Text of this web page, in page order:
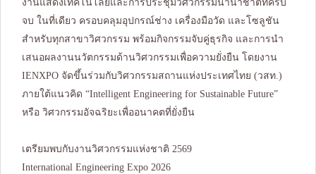
งานแสดงเทคโนโลยีและการประชุมวิศวกรรมนานาชาติที่ครบ
จบ ในที่เดียว ครอบคลุมอุปกรณ์ช่าง เครื่องมือวัด และโซลูชัน
สำหรับทุกสาขาวิศวกรรม พร้อมกิจกรรมจับคู่ธุรกิจ และการนำ
เสนอผลงานนวัตกรรมด้านวิศวกรรมเพื่อความยั่งยืน โดยงาน
IENXPO จัดขึ้นร่วมกับวิศวกรรมสถานแห่งประเทศไทย (วสท.)
ภายใต้แนวคิด “Intelligent Engineering for Sustainable Future”
หรือ วิศวกรรมอัจฉริยะเพื่ออนาคตที่ยั่งยืน
เตรียมพบกับงานวิศวกรรมแห่งชาติ 2569
International Engineering Expo 2026